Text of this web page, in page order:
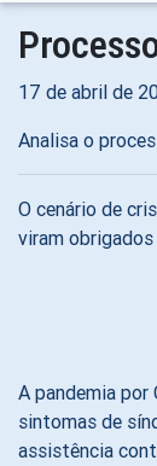
17 de abril de
Analisa o
O cenário de
viram
A pandemia por
sintomas de
assistência